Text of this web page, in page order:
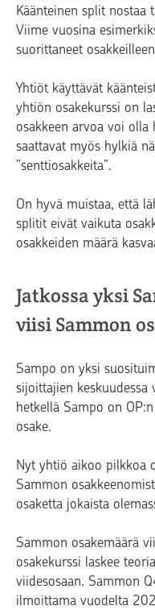
Käänteinen split nostaa
Viime vuosina
suorittaneet
Yhtiöt käyttävät
yhtiön osakekurssi on
osakkeen arvoa voi
saattavat myös hylkiä
”senttiosakkeita”.
On hyvä muistaa, että
splitit eivät vaikuta
osakkeiden määrä
Jatkossa yksi
viisi Sammon
Sampo on yksi
sijoittajien
hetkellä Sampo on
osake.
Nyt yhtiö aikoo pilkkoa
Sammon
osaketta jokaista
Sammon osakemäärä
osakekurssi laskee
viidesosaan. Sammon
ilmoittama vuodelta